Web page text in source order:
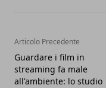
Articolo Precedente
Guardare i film in
streaming fa male
all'ambiente: lo studio